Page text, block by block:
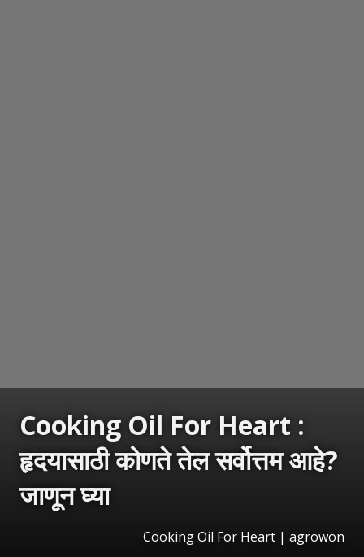
Cooking Oil For Heart :
हृदयासाठी कोणते तेल सर्वोत्तम आहे?
जाणून घ्या
Cooking Oil For Heart | agrowon